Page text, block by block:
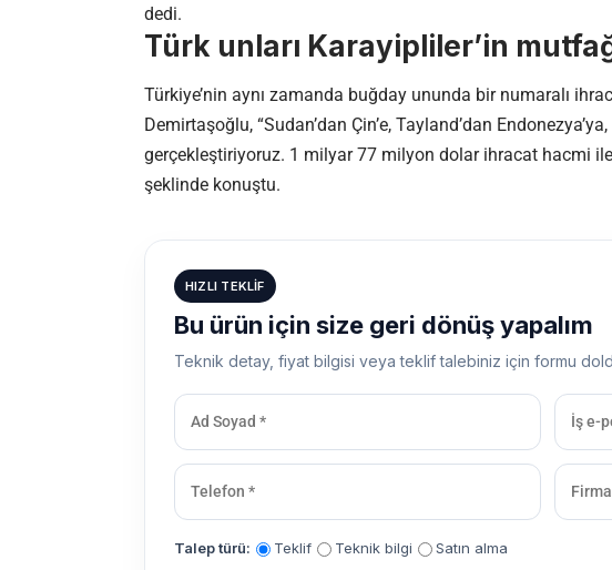
dedi.
Türk unları Karayipliler’in
Türkiye’nin aynı zamanda buğday ununda bir numaralı
Demirtaşoğlu, “Sudan’dan Çin’e, Tayland’dan
gerçekleştiriyoruz. 1 milyar 77 milyon dolar ihracat hacmi
şeklinde konuştu.
HIZLI TEKLIF
Bu ürün için size geri dönüş yapalım
Teknik detay, fiyat bilgisi veya teklif talebiniz için formu
Talep türü: Teklif Teknik bilgi Satın alma